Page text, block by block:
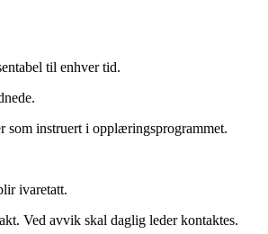
til enhver tid.
som instruert i opplæringsprogrammet.
ivaretatt.
Ved avvik skal daglig leder kontaktes.